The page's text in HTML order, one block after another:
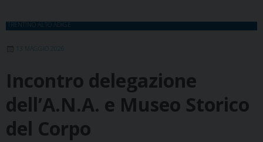
TRENTINO ALTO ADIGE
13 MAGGIO 2026
Incontro delegazione
dell’A.N.A. e Museo Storico
del Corpo